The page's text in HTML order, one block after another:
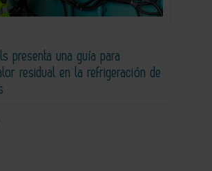
presenta una guía para
residual en la refrigeración de